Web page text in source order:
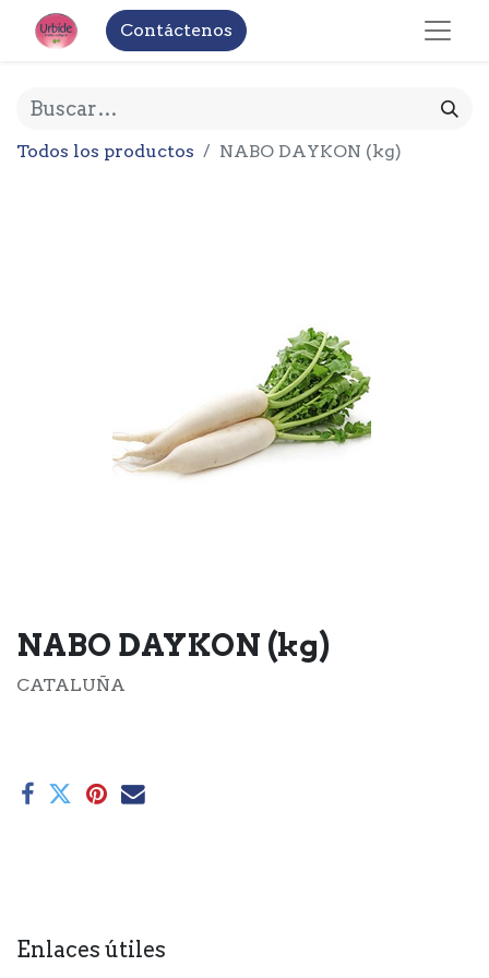
Contáctenos
Todos los productos NABO DAYKON (kg)
NABO DAYKON (kg)
CATALUÑA
Enlaces útiles